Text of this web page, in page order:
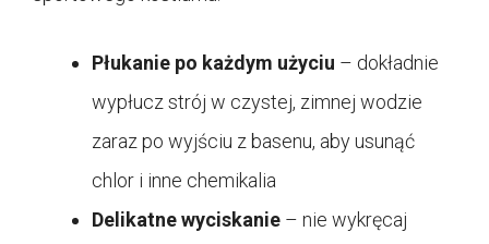
Płukanie po każdym użyciu – dokładnie
wypłucz strój w czystej, zimnej wodzie
zaraz po wyjściu z basenu, aby usunąć
chlor i inne chemikalia
Delikatne wyciskanie – nie wykręcaj